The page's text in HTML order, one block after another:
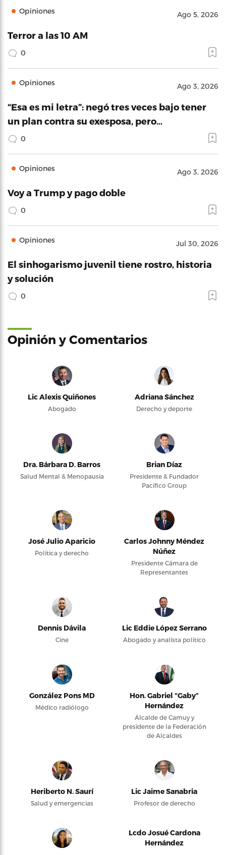
Opiniones Ago 5, 2026
Terror a las 10 AM
0
Opiniones Ago 3, 2026
“Esa es mi letra”: negó tres veces bajo tener
un plan contra su exesposa, pero…
0
Opiniones Ago 3, 2026
Voy a Trump y pago doble
0
Opiniones Jul 30, 2026
El sinhogarismo juvenil tiene rostro, historia
y solución
0
Opinión y Comentarios
Lic Alexis Quiñones
Abogado
Adriana Sánchez
Derecho y deporte
Dra. Bárbara D. Barros
Salud Mental & Menopausia
Brian Díaz
Presidente & Fundador
Pacifico Group
José Julio Aparicio
Política y derecho
Carlos Johnny Méndez
Núñez
Presidente Cámara de
Representantes
Dennis Dávila
Cine
Lic Eddie López Serrano
Abogado y analista político
González Pons MD
Médico radiólogo
Hon. Gabriel “Gaby”
Hernández
Alcalde de Camuy y
presidente de la Federación
de Alcaldes
Heriberto N. Saurí
Salud y emergencias
Lic Jaime Sanabria
Profesor de derecho
Lcdo Josué Cardona
Hernández